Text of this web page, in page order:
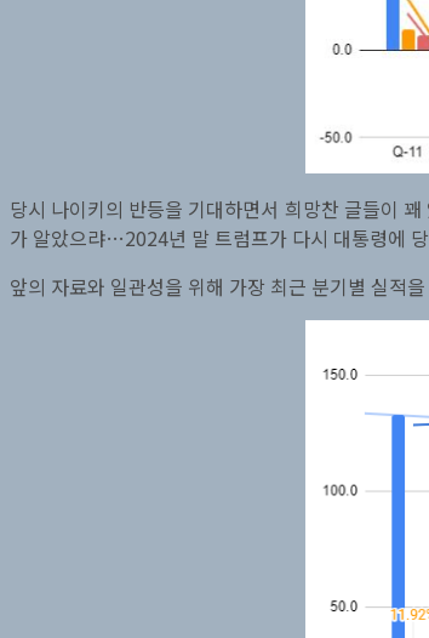
당시 나이키의 반등을 기대하면서 희망찬 글들이
가 알았으랴…2024년 말 트럼프가 다시 대통령에
앞의 자료와 일관성을 위해 가장 최근 분기별 실적